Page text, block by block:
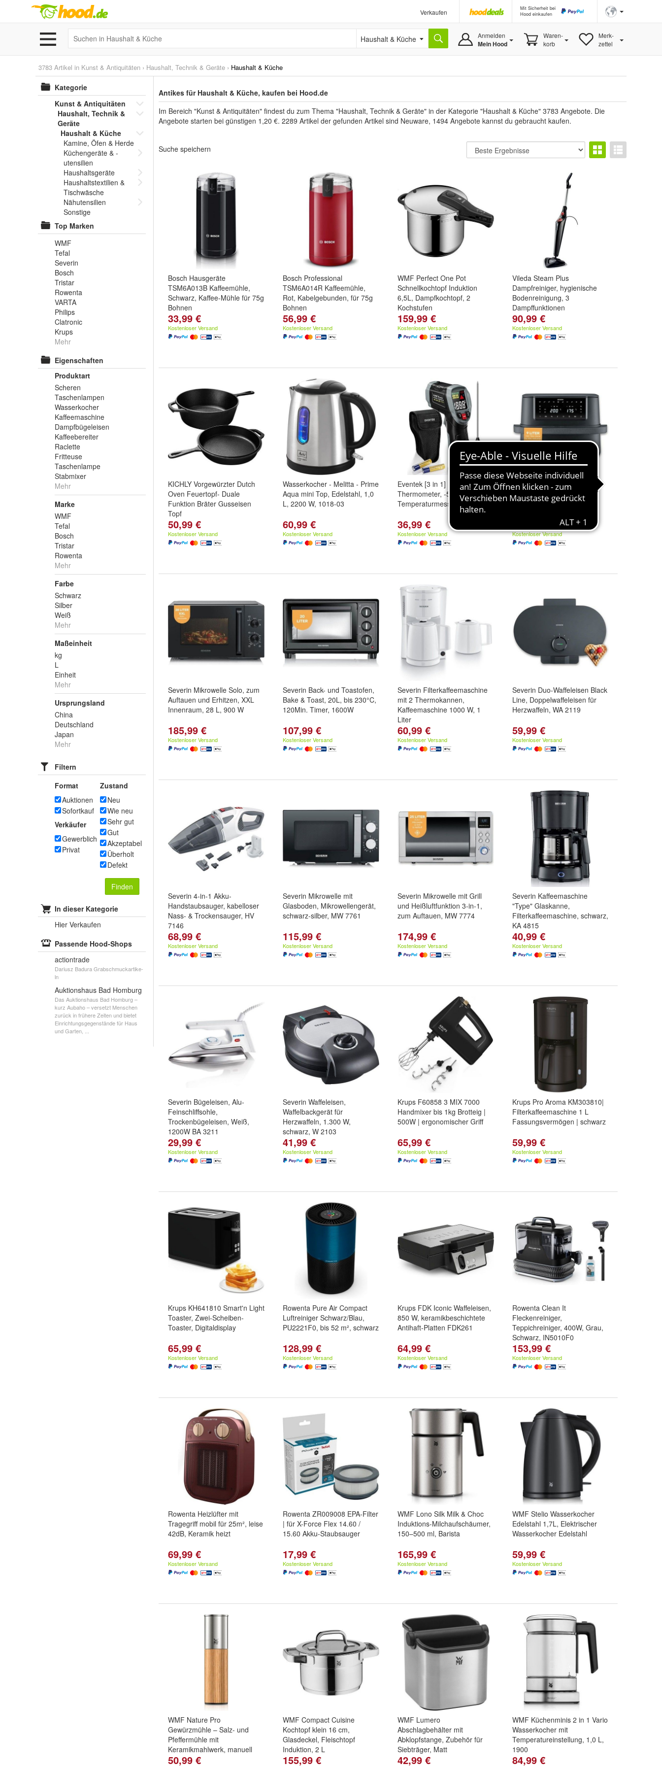
Verkaufen
Mit Sicherheit bei
Hood einkaufen
Haushalt & Küche Anmelden
Mein Hood
Waren-
korb
Merk-
zettel
3783 Artikel in Kunst & Antiquitäten › Haushalt, Technik & Geräte › Haushalt & Küche
Kategorie
Kunst & Antiquitäten
Haushalt, Technik &
Geräte
Haushalt & Küche
Kamine, Öfen & Herde
Küchengeräte & -
utensilien
Haushaltsgeräte
Haushaltstextilien &
Tischwäsche
Nähutensilien
Sonstige
Top Marken
WMF
Tefal
Severin
Bosch
Tristar
Rowenta
VARTA
Philips
Clatronic
Krups
Mehr
Eigenschaften
Produktart
Scheren
Taschenlampen
Wasserkocher
Kaffeemaschine
Dampfbügeleisen
Kaffeebereiter
Raclette
Fritteuse
Taschenlampe
Stabmixer
Mehr
Marke
WMF
Tefal
Bosch
Tristar
Rowenta
Mehr
Farbe
Schwarz
Silber
Weiß
Mehr
Maßeinheit
kg
L
Einheit
Mehr
Ursprungsland
China
Deutschland
Japan
Mehr
Filtern
Format
Auktionen
Sofortkauf
Verkäufer
Gewerblich
Privat
Zustand
Neu
Wie neu
Sehr gut
Gut
Akzeptabel
Überholt
Defekt
Finden
In dieser Kategorie
Hier Verkaufen
Passende Hood-Shops
actiontrade
Dariusz Badura Grabschmuckartike-
ln
Auktionshaus Bad Homburg
Das Auktionshaus Bad Homburg –
kurz Aubaho – versetzt Menschen
zurück in frühere Zeiten und bietet
Einrichtungsgegenstände für Haus
und Garten, ...
Antikes für Haushalt & Küche, kaufen bei Hood.de
Im Bereich "Kunst & Antiquitäten" findest du zum Thema "Haushalt, Technik & Geräte" in der Kategorie "Haushalt & Küche" 3783 Angebote. Die
Angebote starten bei günstigen 1,20 €. 2289 Artikel der gefunden Artikel sind Neuware, 1494 Angebote kannst du gebraucht kaufen.
Suche speichern
Bosch Hausgeräte
TSM6A013B Kaffeemühle,
Schwarz, Kaffee-Mühle für 75g
Bohnen
33,99 €
Kostenloser Versand
Bosch Professional
TSM6A014R Kaffeemühle,
Rot, Kabelgebunden, für 75g
Bohnen
56,99 €
Kostenloser Versand
WMF Perfect One Pot
Schnellkochtopf Induktion
6,5L, Dampfkochtopf, 2
Kochstufen
159,99 €
Kostenloser Versand
Vileda Steam Plus
Dampfreiniger, hygienische
Bodenreinigung, 3
Dampffunktionen
90,99 €
Kostenloser Versand
KICHLY Vorgewürzter Dutch
Oven Feuertopf- Duale
Funktion Bräter Gusseisen
Topf
50,99 €
Kostenloser Versand
Wasserkocher - Melitta - Prime
Aqua mini Top, Edelstahl, 1,0
L, 2200 W, 1018-03
60,99 €
Kostenloser Versand
Eventek [3 in 1] Infrarot
Thermometer, -50°C 600°C
Temperaturmessgerät, Küche
36,99 €
Kostenloser Versand
Severin Heißluftfritteuse Max
Zone Flex, 9L oder 2x 4,5L,
XXL Fritteuse, 2600W
Kostenloser Versand
Severin Mikrowelle Solo, zum
Auftauen und Erhitzen, XXL
Innenraum, 28 L, 900 W
185,99 €
Kostenloser Versand
Severin Back- und Toastofen,
Bake & Toast, 20L, bis 230°C,
120Min. Timer, 1600W
107,99 €
Kostenloser Versand
Severin Filterkaffeemaschine
mit 2 Thermokannen,
Kaffeemaschine 1000 W, 1
Liter
60,99 €
Kostenloser Versand
Severin Duo-Waffeleisen Black
Line, Doppelwaffeleisen für
Herzwaffeln, WA 2119
59,99 €
Kostenloser Versand
Severin 4-in-1 Akku-
Handstaubsauger, kabelloser
Nass- & Trockensauger, HV
7146
68,99 €
Kostenloser Versand
Severin Mikrowelle mit
Glasboden, Mikrowellengerät,
schwarz-silber, MW 7761
115,99 €
Kostenloser Versand
Severin Mikrowelle mit Grill
und Heißluftfunktion 3-in-1,
zum Auftauen, MW 7774
174,99 €
Kostenloser Versand
Severin Kaffeemaschine
"Type" Glaskanne,
Filterkaffeemaschine, schwarz,
KA 4815
40,99 €
Kostenloser Versand
Severin Bügeleisen, Alu-
Feinschliffsohle,
Trockenbügeleisen, Weiß,
1200W BA 3211
29,99 €
Kostenloser Versand
Severin Waffeleisen,
Waffelbackgerät für
Herzwaffeln, 1.300 W,
schwarz, W 2103
41,99 €
Kostenloser Versand
Krups F60858 3 MIX 7000
Handmixer bis 1kg Brotteig |
500W | ergonomischer Griff
65,99 €
Kostenloser Versand
Krups Pro Aroma KM303810|
Filterkaffeemaschine 1 L
Fassungsvermögen | schwarz
59,99 €
Kostenloser Versand
Krups KH641810 Smart'n Light
Toaster, Zwei-Scheiben-
Toaster, Digitaldisplay
65,99 €
Kostenloser Versand
Rowenta Pure Air Compact
Luftreiniger Schwarz/Blau,
PU2221F0, bis 52 m², schwarz
128,99 €
Kostenloser Versand
Krups FDK Iconic Waffeleisen,
850 W, keramikbeschichtete
Antihaft-Platten FDK261
64,99 €
Kostenloser Versand
Rowenta Clean It
Fleckenreiniger,
Teppichreiniger, 400W, Grau,
Schwarz, IN5010F0
153,99 €
Kostenloser Versand
Rowenta Heizlüfter mit
Tragegriff mobil für 25m², leise
42dB, Keramik heizt
69,99 €
Kostenloser Versand
Rowenta ZR009008 EPA-Filter
| für X-Force Flex 14.60 /
15.60 Akku-Staubsauger
17,99 €
Kostenloser Versand
WMF Lono Silk Milk & Choc
Induktions-Milchaufschäumer,
150–500 ml, Barista
165,99 €
Kostenloser Versand
WMF Stelio Wasserkocher
Edelstahl 1,7L, Elektrischer
Wasserkocher Edelstahl
59,99 €
Kostenloser Versand
WMF Nature Pro
Gewürzmühle – Salz- und
Pfeffermühle mit
Keramikmahlwerk, manuell
50,99 €
WMF Compact Cuisine
Kochtopf klein 16 cm,
Glasdeckel, Fleischtopf
Induktion, 2 L
155,99 €
WMF Lumero
Abschlagbehälter mit
Abklopfstange, Zubehör für
Siebträger, Matt
42,99 €
WMF Küchenminis 2 in 1 Vario
Wasserkocher mit
Temperatureinstellung, 1,0 L,
1900
84,99 €